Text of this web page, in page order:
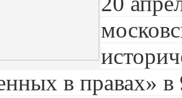
в правах»